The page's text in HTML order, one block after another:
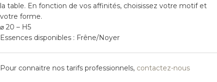
la table. En fonction de vos affinités, choisissez votre motif et
votre forme.
⌀ 20 – H5
Essences disponibles : Frêne/Noyer
Pour connaitre nos tarifs professionnels, contactez-nous